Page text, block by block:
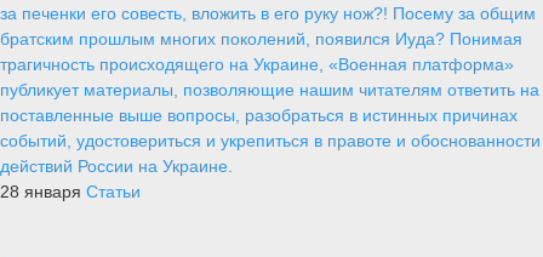
за печенки его совесть, вложить в его руку нож?! Посему за общим
братским прошлым многих поколений, появился Иуда? Понимая
трагичность происходящего на Украине, «Военная платформа»
публикует материалы, позволяющие нашим читателям ответить на
поставленные выше вопросы, разобраться в истинных причинах
событий, удостовериться и укрепиться в правоте и обоснованности
действий России на Украине.
28 января Статьи